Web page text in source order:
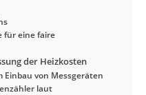
für eine faire
der Heizkosten
von Messgeräten
laut